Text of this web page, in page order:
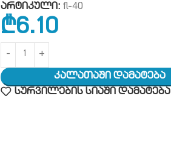
არტიკული: fl-40
₾6.10
Კალათაში Დამატება
სურვილების სიაში დამატება